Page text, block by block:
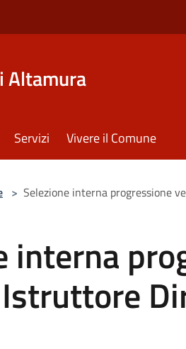
Altamura
Servizi Vivere il Comune
> Selezione interna progressione
interna